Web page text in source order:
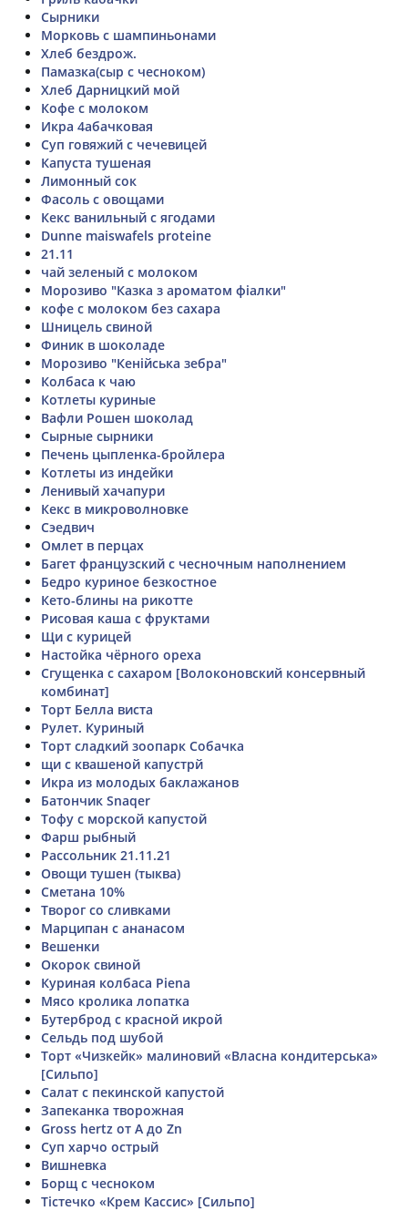
Сырники
Морковь с шампиньонами
Хлеб бездрож.
Памазка(сыр с чесноком)
Хлеб Дарницкий мой
Кофе с молоком
Икра 4абачковая
Суп говяжий с чечевицей
Капуста тушеная
Лимонный сок
Фасоль с овощами
Кекс ванильный с ягодами
Dunne maiswafels proteine
21.11
чай зеленый с молоком
Морозиво "Казка з ароматом фіалки"
кофе с молоком без сахара
Шницель свиной
Финик в шоколаде
Морозиво "Кенійська зебра"
Колбаса к чаю
Котлеты куриные
Вафли Рошен шоколад
Сырные сырники
Печень цыпленка-бройлера
Котлеты из индейки
Ленивый хачапури
Кекс в микроволновке
Сэедвич
Омлет в перцах
Багет французский с чесночным наполнением
Бедро куриное безкостное
Кето-блины на рикотте
Рисовая каша с фруктами
Щи с курицей
Настойка чёрного ореха
Сгущенка с сахаром [Волоконовский консервный
комбинат]
Торт Белла виста
Рулет. Куриный
Торт сладкий зоопарк Собачка
щи с квашеной капустрй
Икра из молодых баклажанов
Батончик Snaqer
Тофу с морской капустой
Фарш рыбный
Рассольник 21.11.21
Овощи тушен (тыква)
Сметана 10%
Творог со сливками
Марципан с ананасом
Вешенки
Окорок свиной
Куриная колбаса Piena
Мясо кролика лопатка
Бутерброд с красной икрой
Сельдь под шубой
Торт «Чизкейк» малиновий «Власна кондитерська»
[Сильпо]
Салат с пекинской капустой
Запеканка творожная
Gross hertz от A до Zn
Суп харчо острый
Вишневка
Борщ с чесноком
Тістечко «Крем Кассис» [Сильпо]